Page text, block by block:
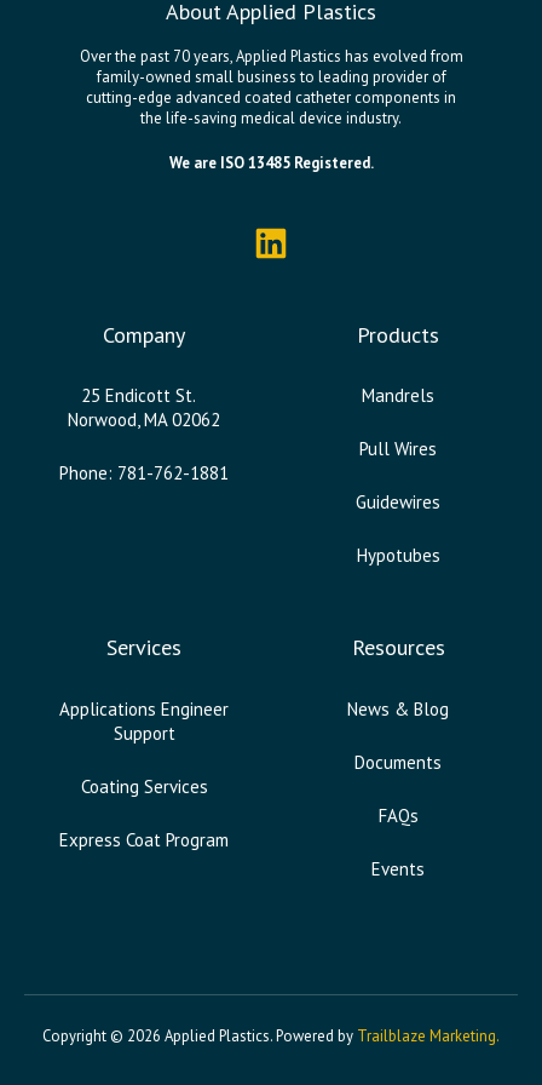
About Applied Plastics
Over the past 70 years, Applied Plastics has evolved from
family-owned small business to leading provider of
cutting-edge advanced coated catheter components in
the life-saving medical device industry.
We are ISO 13485 Registered.
Company
25 Endicott St.
Norwood, MA 02062
Phone: 781-762-1881
Products
Mandrels
Pull Wires
Guidewires
Hypotubes
Services
Applications Engineer
Support
Coating Services
Express Coat Program
Resources
News & Blog
Documents
FAQs
Events
Copyright © 2026 Applied Plastics. Powered by Trailblaze Marketing.